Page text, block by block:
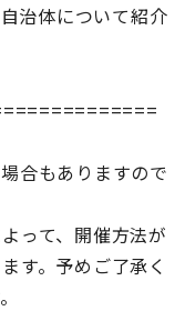
治体について紹介
合もありますので
って、開催方法が
す。予めご了承く